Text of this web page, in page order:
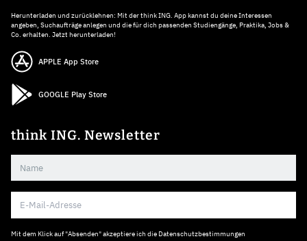
Herunterladen und zurücklehnen: Mit der think ING. App kannst du deine Interessen
angeben, Suchaufträge anlegen und die für dich passenden Studiengänge, Praktika, Jobs &
Co. erhalten. Jetzt herunterladen!
APPLE App Store
GOOGLE Play Store
think ING. Newsletter
Mit dem Klick auf "Absenden" akzeptiere ich die Datenschutzbestimmungen